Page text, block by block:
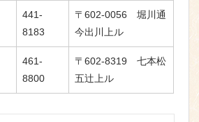
441-
8183
〒602-0056 堀川通
今出川上ル
461-
8800
〒602-8319 七本松
五辻上ル